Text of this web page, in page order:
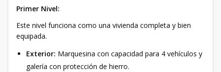
Primer Nivel:
Este nivel funciona como una vivienda completa y bien
equipada.
Exterior: Marquesina con capacidad para 4 vehículos y
galería con protección de hierro.